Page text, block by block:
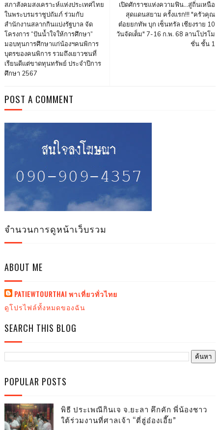
เปิดศักราชแห่งความฟิน…สู่ถิ่นเหนือ
สุดแดนสยาม ครั้งแรก!!! "ครัวคุณ
ต๋อยยกทัพ บุก เซ็นทรัล เชียงราย 10
วันจัดเต็ม" 7-16 ก.พ. 68 ลานโปรโม
ชั่น ชั้น 1
สภาสังคมสงเคราะห์แห่งประเทศไทย
ในพระบรมราชูปถัมภ์ ร่วมกับ
สำนักงานสลากกินแบ่งรัฐบาล จัด
โครงการ “ปันน้ำใจให้การศึกษา”
มอบทุนการศึกษาแก่น้องฯคนพิการ
บุตรของคนพิการ รวมถึงเยาวชนที่
เรียนดีแต่ขาดทุนทรัพย์ ประจำปีการ
ศึกษา 2567
POST A COMMENT
จำนวนการดูหน้าเว็บรวม
ABOUT ME
PATIEWTOURTHAI พาเที่ยวทั่วไทย
ดูโปรไฟล์ทั้งหมดของฉัน
SEARCH THIS BLOG
POPULAR POSTS
พิธี ประเพณีกินเจ จ.ยะลา คึกคัก พี่น้องชาว
ใต้ร่วมงานที่ศาลเจ้า “ตี่ฮู่อ๋องเอี๊ย”